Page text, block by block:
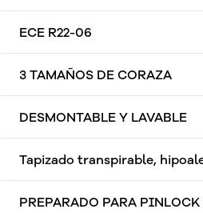
ECE R22-06
3 TAMAÑOS DE CORAZA
DESMONTABLE Y LAVABLE
Tapizado transpirable,
PREPARADO PARA